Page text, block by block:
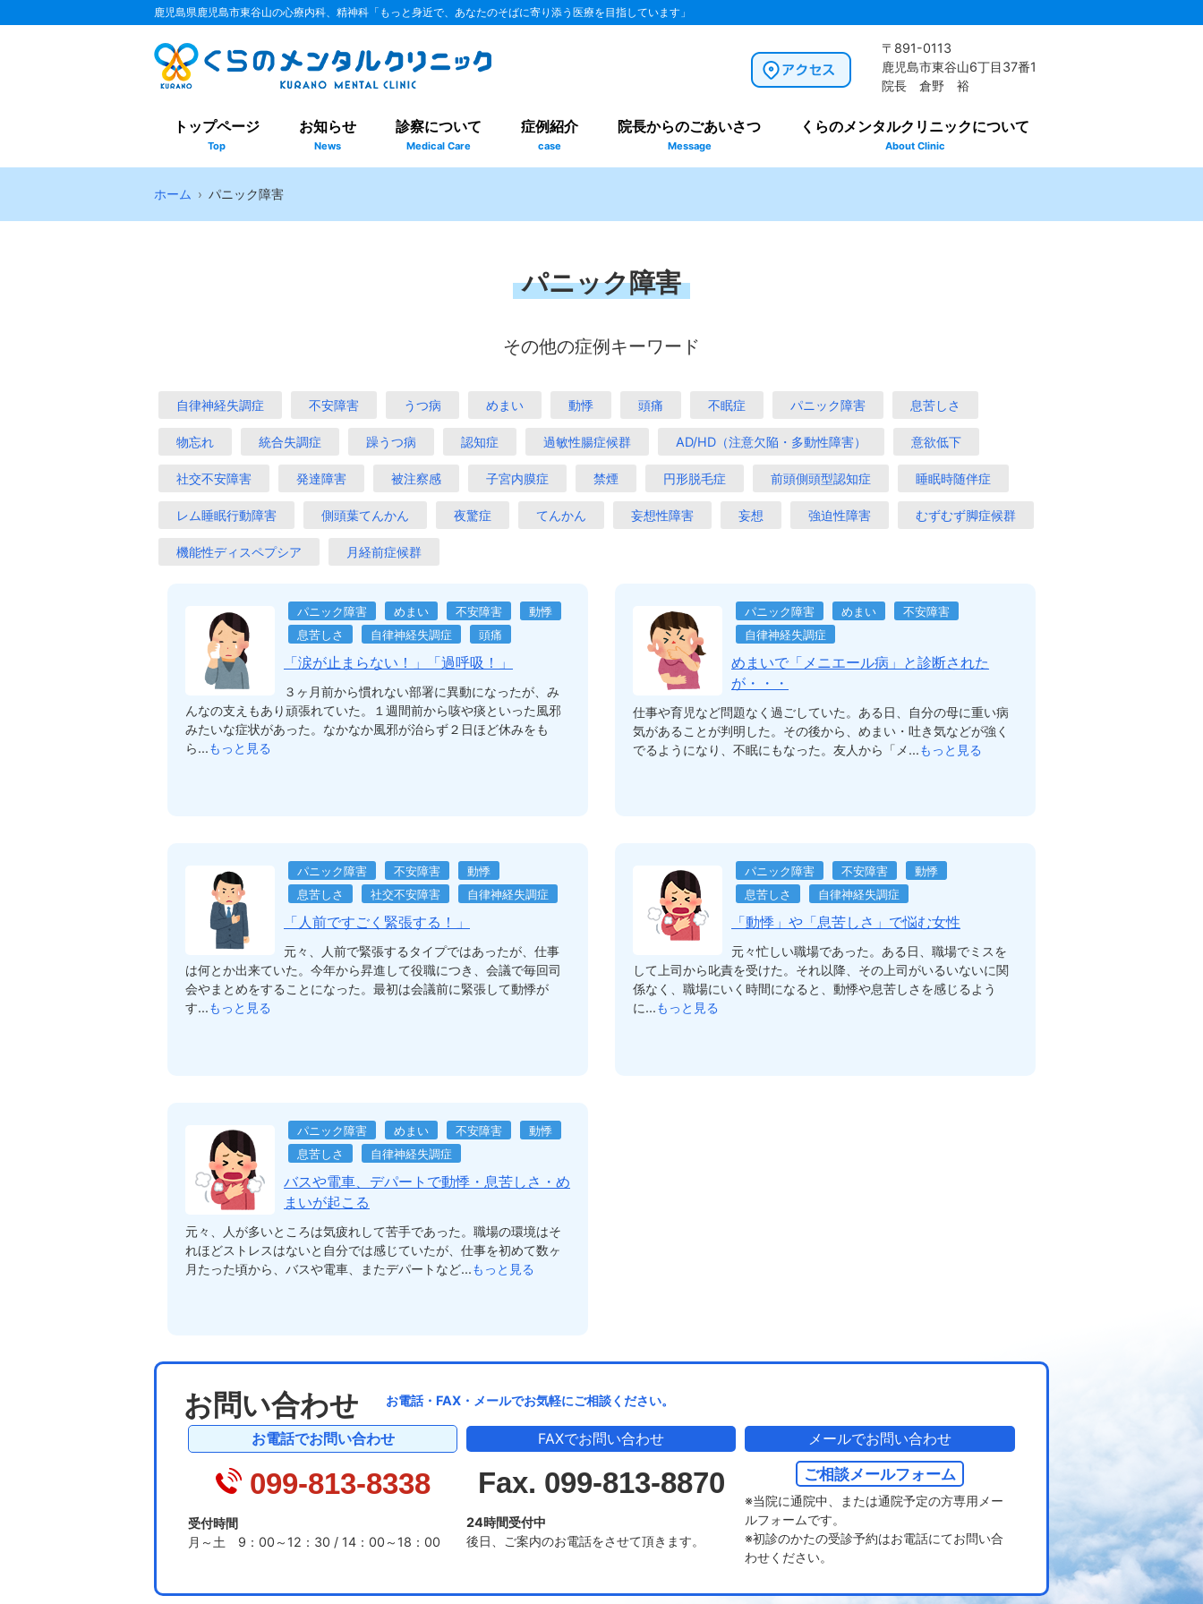
鹿児島県鹿児島市東谷山の心療内科、精神科「もっと身近で、あなたのそばに寄り添う医療を目指しています」
〒891-0113
鹿児島市東谷山6丁目37番1
院長 倉野 裕
トップページ
Top
お知らせ
News
診察について
Medical Care
症例紹介
case
院長からのごあいさつ
Message
くらのメンタルクリニックについて
About Clinic
ホーム パニック障害
パニック障害
その他の症例キーワード
自律神経失調症 不安障害 うつ病 めまい 動悸 頭痛 不眠症 パニック障害 息苦しさ
物忘れ 統合失調症 躁うつ病 認知症 過敏性腸症候群 AD/HD（注意欠陥・多動性障害） 意欲低下
社交不安障害 発達障害 被注察感 子宮内膜症 禁煙 円形脱毛症 前頭側頭型認知症 睡眠時随伴症
レム睡眠行動障害 側頭葉てんかん 夜驚症 てんかん 妄想性障害 妄想 強迫性障害 むずむず脚症候群
機能性ディスペプシア 月経前症候群
パニック障害 めまい 不安障害
動悸
息苦しさ
自律神経失調症 頭痛
「涙が止まらない！」「過呼吸！」
３ヶ月前から慣れない部署に異動になったが、み
んなの支えもあり頑張れていた。１週間前から咳や痰といった風邪
みたいな症状があった。なかなか風邪が治らず２日ほど休みをも
ら...もっと見る
パニック障害 めまい
不安障害
自律神経失調症
めまいで「メニエール病」と診断された
が・・・
仕事や育児など問題なく過ごしていた。ある日、自分の母に重い病
気があることが判明した。その後から、めまい・吐き気などが強く
でるようになり、不眠にもなった。友人から「メ...もっと見る
パニック障害 不安障害
動悸
息苦しさ
社交不安障害 自律神経失調症
「人前ですごく緊張する！」
元々、人前で緊張するタイプではあったが、仕事
は何とか出来ていた。今年から昇進して役職につき、会議で毎回司
会やまとめをすることになった。最初は会議前に緊張して動悸が
す...もっと見る
パニック障害 不安障害
動悸
息苦しさ
自律神経失調症
「動悸」や「息苦しさ」で悩む女性
元々忙しい職場であった。ある日、職場でミスを
して上司から叱責を受けた。それ以降、その上司がいるいないに関
係なく、職場にいく時間になると、動悸や息苦しさを感じるよう
に...もっと見る
パニック障害 めまい 不安障害
動悸
息苦しさ
自律神経失調症
バスや電車、デパートで動悸・息苦しさ・め
まいが起こる
元々、人が多いところは気疲れして苦手であった。職場の環境はそ
れほどストレスはないと自分では感じていたが、仕事を初めて数ヶ
月たった頃から、バスや電車、またデパートなど...もっと見る
お問い合わせ お電話・FAX・メールでお気軽にご相談ください。
お電話でお問い合わせ
099-813-8338
受付時間
月～土 9：00～12：30 / 14：00～18：00
FAXでお問い合わせ
Fax. 099-813-8870
24時間受付中
後日、ご案内のお電話をさせて頂きます。
メールでお問い合わせ
ご相談メールフォーム
※当院に通院中、または通院予定の方専用メー
ルフォームです。
※初診のかたの受診予約はお電話にてお問い合
わせください。